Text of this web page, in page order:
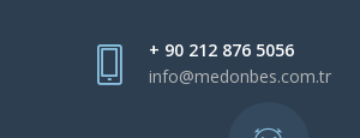
+ 90 212 876 5056
info@medonbes.com.tr